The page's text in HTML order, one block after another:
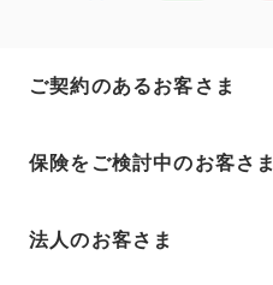
ご契約のあるお客さま
保険をご検討中のお客さま
法人のお客さま